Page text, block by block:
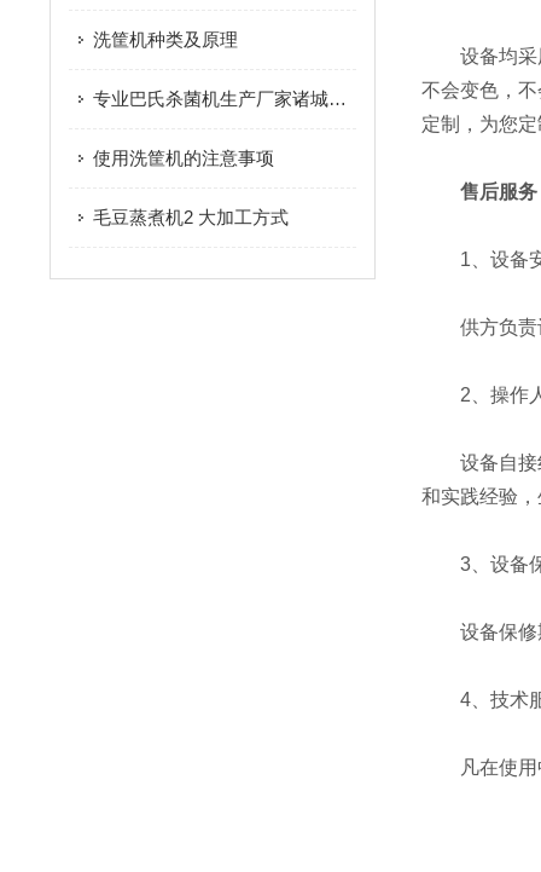
洗筐机种类及原理
专业巴氏杀菌机生产厂家诸城市放心食品机械有限公司
使用洗筐机的注意事项
毛豆蒸煮机2 大加工方式
设备均采用
不会变色，
定制，为您
售后服务
1、设备安
供方负责设
2、操作
设备自接线
和实践经验
3、设备
设备保修期
4、技术
凡在使用中